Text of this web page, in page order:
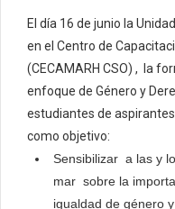
El día 16 de junio la
en el Centro de
(CECAMARH CSO) , la
enfoque de Género y
estudiantes de
como objetivo:
Sensibilizar a las y
mar sobre la
igualdad de género